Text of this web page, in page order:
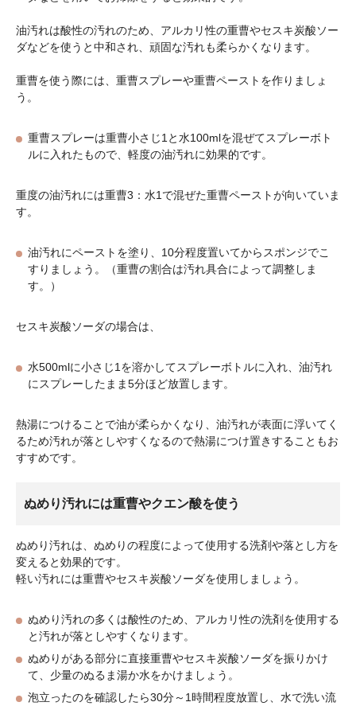
油汚れは酸性の汚れのため、アルカリ性の重曹やセスキ炭酸ソー
ダなどを使うと中和され、頑固な汚れも柔らかくなります。
重曹を使う際には、重曹スプレーや重曹ペーストを作りましょ
う。
重曹スプレーは重曹小さじ1と水100mlを混ぜてスプレーボト
ルに入れたもので、軽度の油汚れに効果的です。
重度の油汚れには重曹3：水1で混ぜた重曹ペーストが向いていま
す。
油汚れにペーストを塗り、10分程度置いてからスポンジでこ
すりましょう。（重曹の割合は汚れ具合によって調整しま
す。）
セスキ炭酸ソーダの場合は、
水500mlに小さじ1を溶かしてスプレーボトルに入れ、油汚れ
にスプレーしたまま5分ほど放置します。
熱湯につけることで油が柔らかくなり、油汚れが表面に浮いてく
るため汚れが落としやすくなるので熱湯につけ置きすることもお
すすめです。
ぬめり汚れには重曹やクエン酸を使う
ぬめり汚れは、ぬめりの程度によって使用する洗剤や落とし方を
変えると効果的です。
軽い汚れには重曹やセスキ炭酸ソーダを使用しましょう。
ぬめり汚れの多くは酸性のため、アルカリ性の洗剤を使用する
と汚れが落としやすくなります。
ぬめりがある部分に直接重曹やセスキ炭酸ソーダを振りかけ
て、少量のぬるま湯か水をかけましょう。
泡立ったのを確認したら30分～1時間程度放置し、水で洗い流